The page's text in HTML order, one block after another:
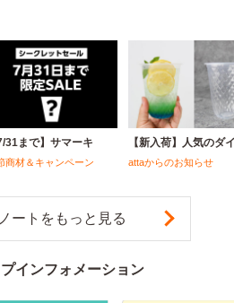
7/31まで】サマーキ
商材＆キャンペーン
【新入荷】人気のダ
attaからのお知らせ
ートをもっと見る
インフォメーション